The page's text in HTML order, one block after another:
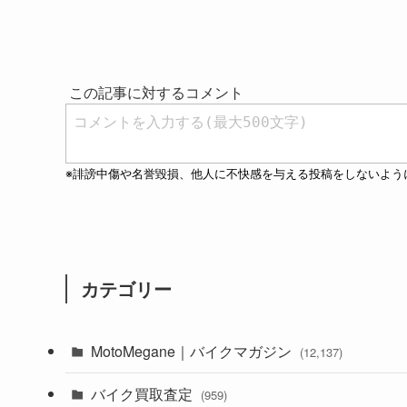
カテゴリー
MotoMegane｜バイクマガジン (12,137)
バイク買取査定 (959)